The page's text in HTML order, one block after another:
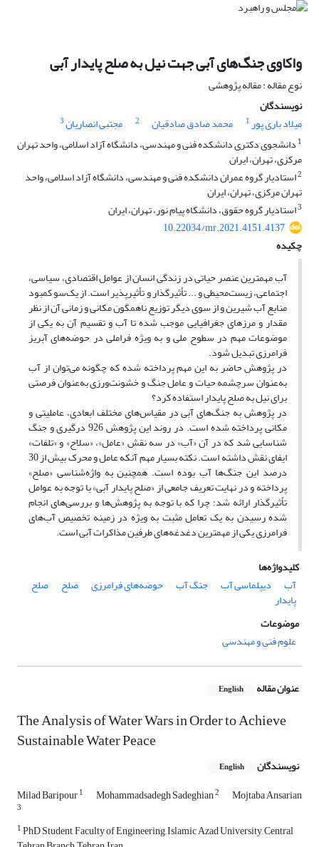
واکاوی جنگ‌های آبی جهت نیل به صلح پایدار آبی
نوع مقاله : مقاله پژوهشی
نویسندگان
میلاد باری پور1 محمد صادق صادقیان 2 مجتبی انصاریان3
1 دانشجوی دکتری دانشکده فنی و مهندسی، دانشگاه آزاد اسلامی، واحد تهران
مرکزی، تهران، ایران
2استادیار گروه عمران دانشکده فنی و مهندسی، دانشگاه آزاد اسلامی، واحد
تهران مرکزی، تهران، ایران
3استادیار گروه حقوق، دانشگاه پیام نور، تهران، ایران
10.22034/mr.2021.4151.4137
چکیده
آب مهمترین عنصر حیاتی در زندگی انسان از عوامل اقتصادی، سیاسی،
اجتماعی، زیست‌محیطی و ... تأثیرگذار و تأثیر‌پذیر است. از یک‌سو‌ کمبود
منابع آب شیرین و از سوی دیگر توزیع ناهمگون مکانی و زمانی آن از نظر
مقدار و مرزهای جغرافیایی موجب شده تا آب و تقسیم آن به‌ یکی از
موضوعات مهم در سطوح ملی و به ویژه فراملی در حوضه‌های آبریز
فرامرزی تبدیل شود.
در پژوهش حاضر به این مهم پرداخته شده که چگونه می‌توان از آب
به‌عنوان سرچشمه حیات و عامل جنگ و خشونت‌ورزی به‌عنوان فرصتی
برای نیل به صلح پایدار استفاده کرد؟
در پژوهش به جنگ‌های آبی در مقیاس‌های مختلف ابعادی، عاملیتی و
مکانی پرداخته شده است. در روند این پژوهش 926 درگیری و جنگ
شناسایی شد که در آن «آب» در سه نقش «عامل»، «سلاح» و «تلفات»
ایفای نقش داشته است. نکته بسیار مهم آنکه عامل و محرک بیش از 30
درصد این جنگ‌ها آب بوده است. همچنین به واژه‌شناسی «صلح»
پرداخته و در نهایت تعریف جامعی از «صلح پایدار آبی» با توجه به عوامل
تأثیرگذار ارائه شد؛ چرا که با توجه به پژوهش‌ها و بررسی‌های انجام
شده رسیدن به یک تعامل مثبت به ویژه در زمینه تخصیص آب‌های
فرامرزی یکی از مهمترین دغدغه‌های طرفین مذاکرات آبی است.
کلیدواژه‌ها
آب
دیپلماسی آب جنگ آب حوضه‌های فرامرزی صلح صلح
پایدار
موضوعات
علوم فنی و مهندسی
عنوان مقاله English
The Analysis of Water Wars in Order to Achieve
Sustainable Water Peace
نویسندگان English
Milad Baripour1 Mohammadsadegh Sadeghian2 Mojtaba Ansarian
3
1PhD Student, Faculty of Engineering, Islamic Azad University, Central